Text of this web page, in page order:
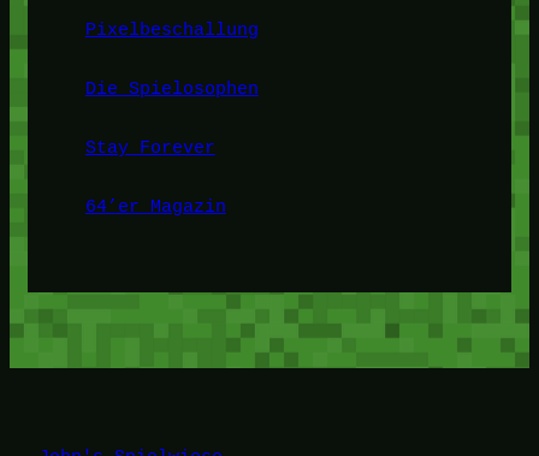
Pixelbeschallung
Die Spielosophen
Stay Forever
64’er Magazin